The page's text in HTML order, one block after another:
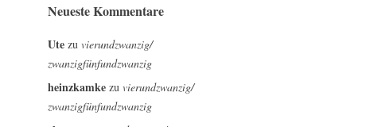
Neueste Kommentare
Ute zu vierundzwanzig/
zwanzigfünfundzwanzig
heinzkamke zu vierundzwanzig/
zwanzigfünfundzwanzig